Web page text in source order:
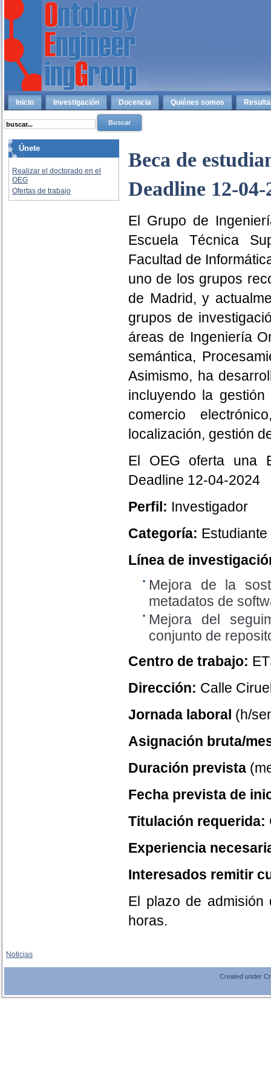
Inicio Investigación Docencia Quiénes somos
Únete
Realizar el doctorado en el
OEG
Ofertas de trabajo
Beca de
Deadline 12-04-
El Grupo de
Escuela Técnica
Facultad de
uno de los grupos
de Madrid, y
grupos de
áreas de Ingeniería
semántica,
Asimismo, ha
incluyendo la gestión
comercio
localización, gestión
El OEG oferta una
Deadline 12-04-2024
Perfil: Investigador
Categoría: Estudiante
Línea de
Mejora de la
metadatos de
Mejora del
conjunto de
Centro de trabajo:
Dirección: Calle
Jornada laboral (h/
Asignación bruta/
Duración prevista
Fecha prevista de
Titulación requerida:
Experiencia
Interesados remitir
El plazo de
horas.
Noticias
Created under